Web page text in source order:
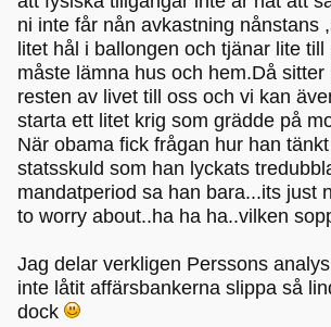
ni inte får nån avkastning nånstans
litet hål i ballongen och tjänar lite till
måste lämna hus och hem.Då
resten av livet till oss och vi kan
starta ett litet krig som grädde på
När obama fick frågan hur han
statsskuld som han lyckats
mandatperiod sa han bara...its just
to worry about..ha ha ha..vilken
Jag delar verkligen Perssons
inte låtit affärsbankerna slippa så
dock